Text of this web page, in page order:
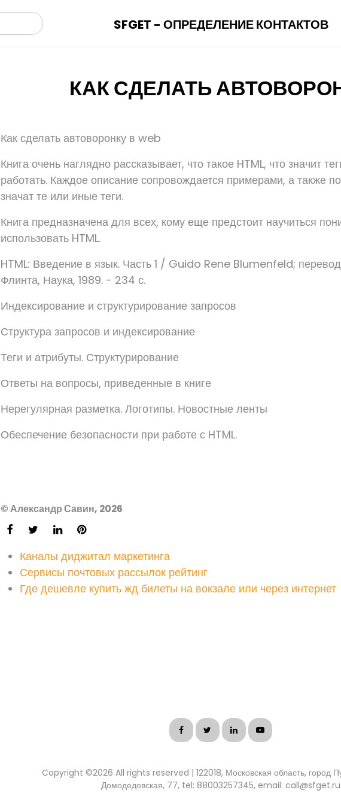
SFGET - ОПРЕДЕЛЕНИЕ КОНТАКТОВ
КАК СДЕЛАТЬ
Как сделать автоворонку в web
Книга очень наглядно рассказывает, что такое HTML, что значит
работать. Каждое описание сопровождается примерами, а также
значат те или иные теги.
Книга предназначена для всех, кому еще предстоит научиться
использовать HTML.
HTML: Введение в язык. Часть 1 / Guido Rene Blumenfeld;
Флинта, Наука, 1989. - 234 с.
Индексирование и структурирование запросов
Структура запросов и индексирование
Теги и атрибуты. Структурирование
Ответы на вопросы, приведенные в книге
Нерегулярная разметка. Логотипы. Новостные ленты
Обеспечение безопасности при работе с HTML.
© Александр Савин, 2026
Каналы диджитал маркетинга
Сервисы почтовых рассылок рейтинг
Где дешевле купить жд билеты на вокзале или через интернет
Copyright ©2026 All rights reserved | 122018, Московская область, город
Домодедовская, 77, tel: 88003257345, email: call@sfget.ru